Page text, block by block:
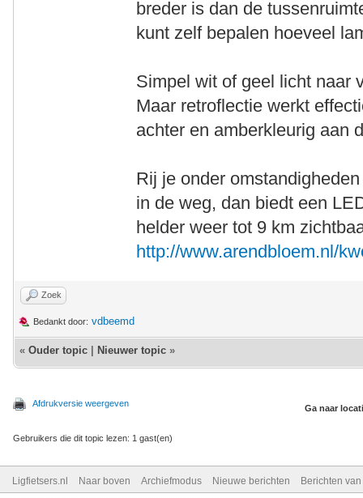
breder is dan de
kunt zelf bepalen hoeveel
Simpel wit of geel licht naar
Maar retroflectie werkt
achter en amberkleurig aan
Rij je onder
in de weg, dan biedt een
helder weer tot 9 km
http://www.arendbloem.nl/
Zoek
Bedankt door: vdbeemd
« Ouder topic Nieuwer topic »
Afdrukversie weergeven Ga naar
Gebruikers die dit topic lezen: 1 gast(en)
Ligfietsers.nl Naar boven Archiefmodus Nieuwe berichten Berichten